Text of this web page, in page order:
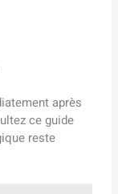
après
ce guide
reste